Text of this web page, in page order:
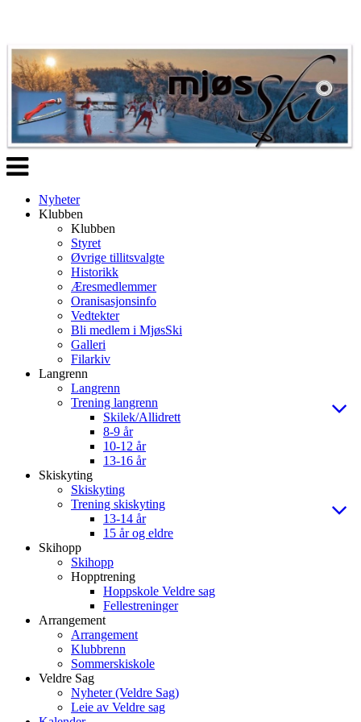
Veksle
navigasjon
Nyheter
Klubben
Klubben
Styret
Øvrige tillitsvalgte
Historikk
Æresmedlemmer
Oranisasjonsinfo
Vedtekter
Bli medlem i MjøsSki
Galleri
Filarkiv
Langrenn
Langrenn
Trening langrenn
Skilek/Allidrett
8-9 år
10-12 år
13-16 år
Skiskyting
Skiskyting
Trening skiskyting
13-14 år
15 år og eldre
Skihopp
Skihopp
Hopptrening
Hoppskole Veldre sag
Fellestreninger
Arrangement
Arrangement
Klubbrenn
Sommerskiskole
Veldre Sag
Nyheter (Veldre Sag)
Leie av Veldre sag